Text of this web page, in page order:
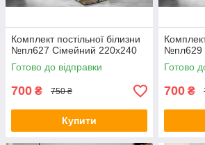
Комплект постільної білизни
№пл627 Сімейний 220х240
Готово до відправки
700 ₴ 750 ₴
Купити
№пл629
Готово
700 ₴